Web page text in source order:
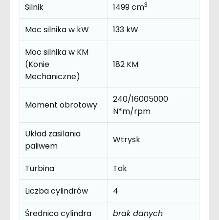
Silnik 1499 cm3
Moc silnika w kW
133 kW
Moc silnika w KM
(Konie
Mechaniczne)
182 KM
Moment obrotowy
240/16005000
N*m/rpm
Układ zasilania
paliwem
Wtrysk
Turbina
Tak
Liczba cylindrów
4
Średnica cylindra
brak danych